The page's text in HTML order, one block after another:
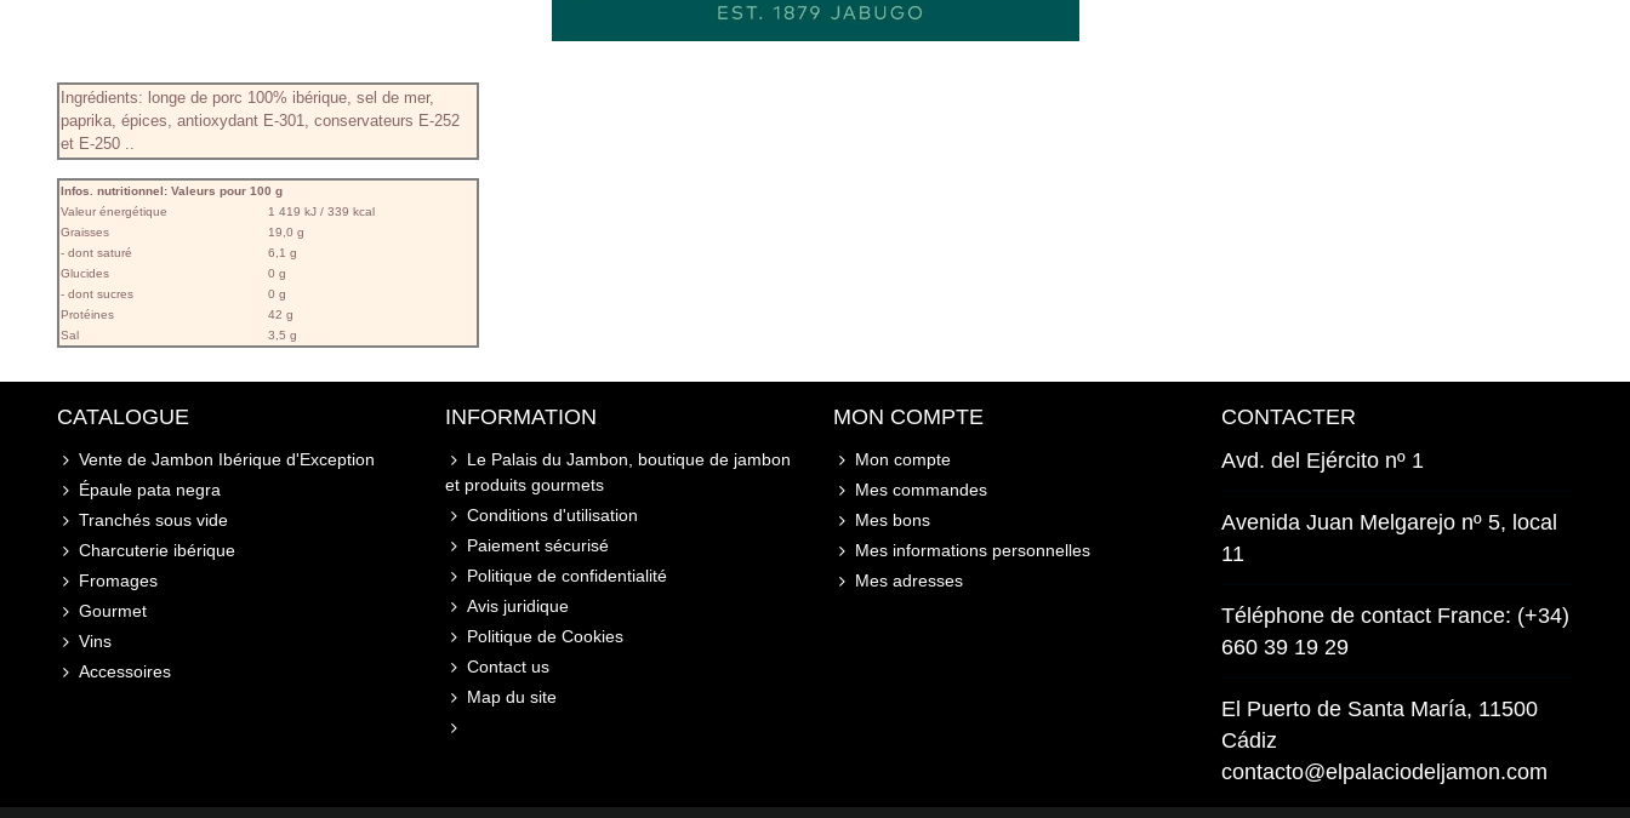
Ingrédients: longe de porc 100% ibérique, sel de mer,
paprika, épices, antioxydant E-301, conservateurs E-252
et E-250 ..
Infos. nutritionnel: Valeurs pour 100 g
Valeur énergétique
1 419 kJ / 339 kcal
Graisses
19,0 g
- dont saturé
6,1 g
Glucides
0 g
- dont sucres
0 g
Protéines
42 g
Sal
3,5 g
CATALOGUE
Vente de Jambon Ibérique d'Exception
Épaule pata negra
Tranchés sous vide
Charcuterie ibérique
Fromages
Gourmet
Vins
Accessoires
INFORMATION
Le Palais du Jambon, boutique de jambon
et produits gourmets
Conditions d'utilisation
Paiement sécurisé
Politique de confidentialité
Avis juridique
Politique de Cookies
Contact us
Map du site
MON COMPTE
Mon compte
Mes commandes
Mes bons
Mes informations personnelles
Mes adresses
CONTACTER
Avd. del Ejército nº 1
Avenida Juan Melgarejo nº 5, local
11
Téléphone de contact France: (+34)
660 39 19 29
El Puerto de Santa María, 11500
Cádiz
contacto@elpalaciodeljamon.com